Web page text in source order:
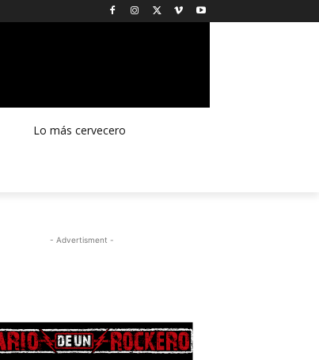
Lo más cervecero
- Advertisment -